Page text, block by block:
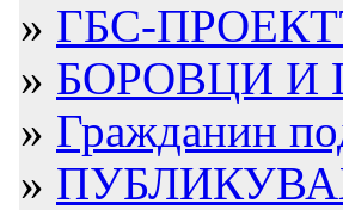
» ГБС-
» БОРОВЦИ И
» Гражданин
»